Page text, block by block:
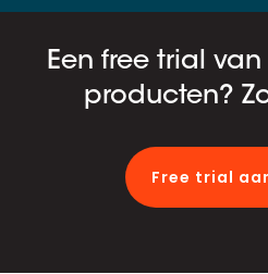
Een free trial
producten?
Free trial